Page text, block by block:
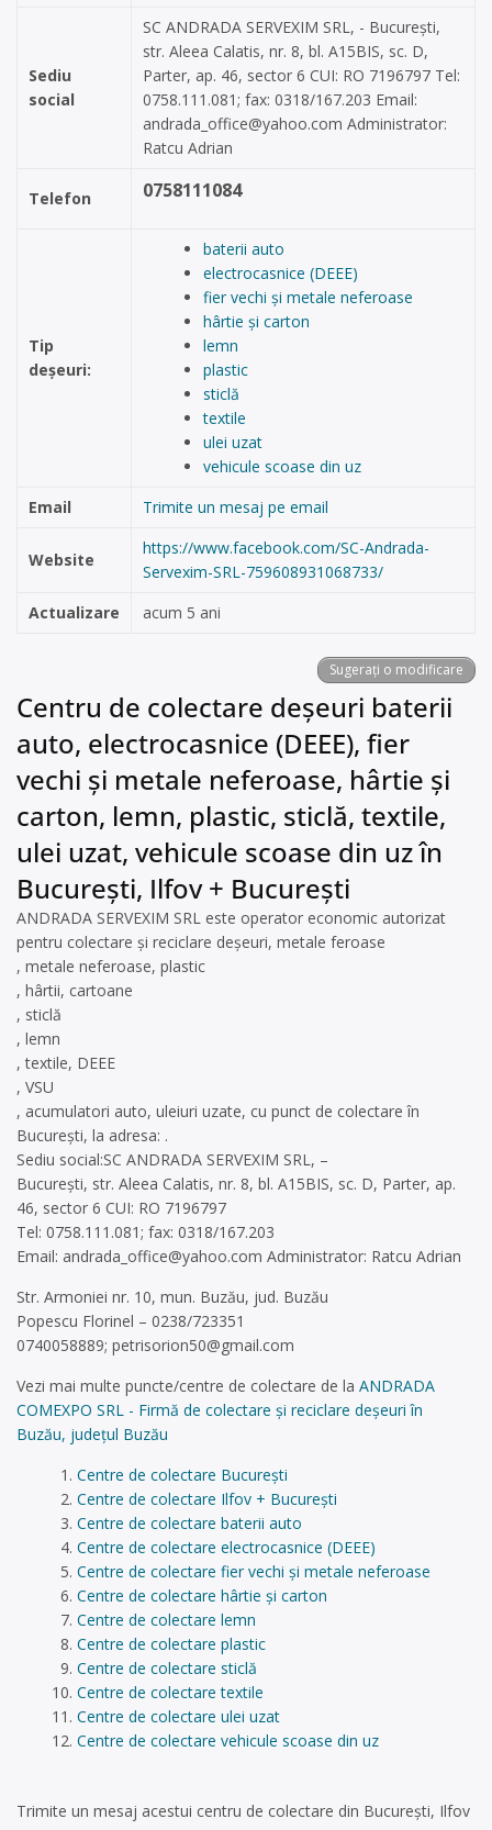
Sediu
social
SC ANDRADA SERVEXIM SRL, - București,
str. Aleea Calatis, nr. 8, bl. A15BIS, sc. D,
Parter, ap. 46, sector 6 CUI: RO 7196797 Tel:
0758.111.081; fax: 0318/167.203 Email:
andrada_office@yahoo.com Administrator:
Ratcu Adrian
Telefon 0758111084
Tip
deșeuri:
baterii auto
electrocasnice (DEEE)
fier vechi și metale neferoase
hârtie și carton
lemn
plastic
sticlă
textile
ulei uzat
vehicule scoase din uz
Email
Trimite un mesaj pe email
Website
https://www.facebook.com/SC-Andrada-
Servexim-SRL-759608931068733/
Actualizare
acum 5 ani
Sugerați o modificare
Centru de colectare deșeuri baterii
auto, electrocasnice (DEEE), fier
vechi și metale neferoase, hârtie și
carton, lemn, plastic, sticlă, textile,
ulei uzat, vehicule scoase din uz în
București, Ilfov + București
ANDRADA SERVEXIM SRL este operator economic autorizat
pentru colectare și reciclare deșeuri, metale feroase
, metale neferoase, plastic
, hârtii, cartoane
, sticlă
, lemn
, textile, DEEE
, VSU
, acumulatori auto, uleiuri uzate, cu punct de colectare în
București, la adresa: .
Sediu social:SC ANDRADA SERVEXIM SRL, –
București, str. Aleea Calatis, nr. 8, bl. A15BIS, sc. D, Parter, ap.
46, sector 6 CUI: RO 7196797
Tel: 0758.111.081; fax: 0318/167.203
Email: andrada_office@yahoo.com Administrator: Ratcu Adrian
Str. Armoniei nr. 10, mun. Buzău, jud. Buzău
Popescu Florinel – 0238/723351
0740058889; petrisorion50@gmail.com
Vezi mai multe puncte/centre de colectare de la ANDRADA
COMEXPO SRL - Firmă de colectare și reciclare deșeuri în
Buzău, județul Buzău
Centre de colectare București
Centre de colectare Ilfov + București
Centre de colectare baterii auto
Centre de colectare electrocasnice (DEEE)
Centre de colectare fier vechi și metale neferoase
Centre de colectare hârtie și carton
Centre de colectare lemn
Centre de colectare plastic
Centre de colectare sticlă
Centre de colectare textile
Centre de colectare ulei uzat
Centre de colectare vehicule scoase din uz
Trimite un mesaj acestui centru de colectare din București, Ilfov